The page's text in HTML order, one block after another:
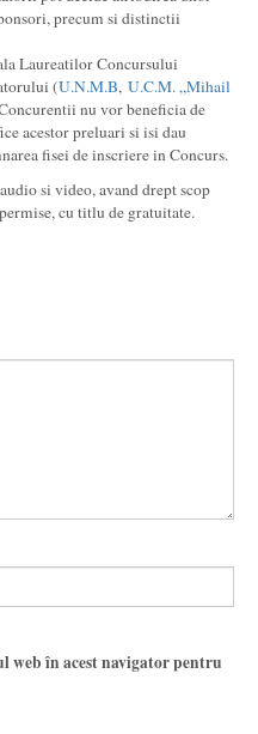
precum si distinctii
Laureatilor Concursului
(U.N.M.B, U.C.M. „Mihail
nu vor beneficia de
acestor preluari si isi dau
fisei de inscriere in Concurs.
si video, avand drept scop
cu titlu de gratuitate.
web în acest navigator pentru